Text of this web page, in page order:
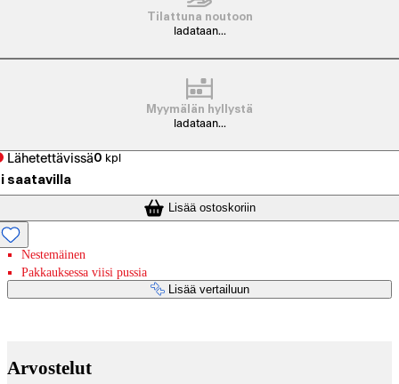
Tilattuna noutoon
ladataan...
Myymälän hyllystä
ladataan...
Lähetettävissä0 kpl
saatavilla
Lisää ostoskoriin
Nestemäinen
Pakkauksessa viisi pussia
Lisää vertailuun
Arvostelut